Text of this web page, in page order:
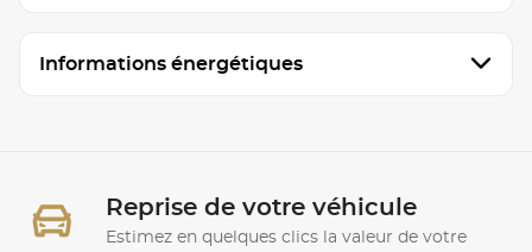
Informations énergétiques
Reprise de votre véhicule
Estimez en quelques clics la valeur de votre